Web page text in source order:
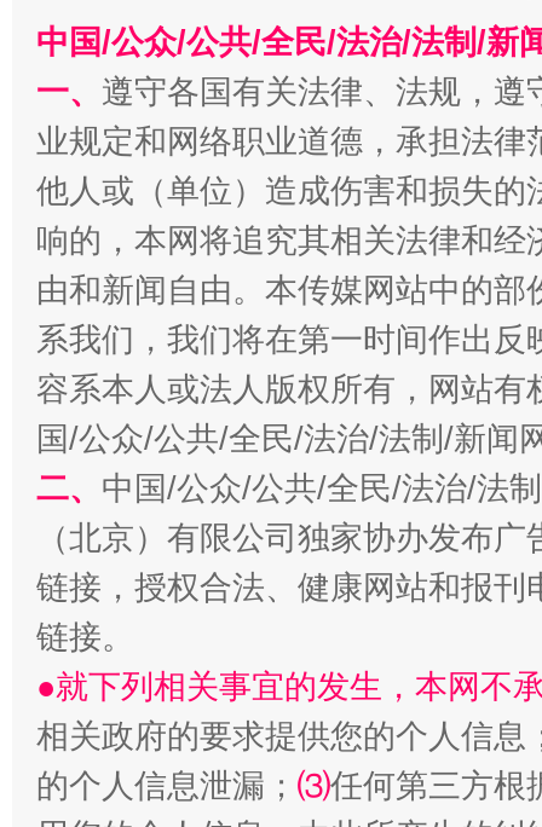
千年窑火 生生不息 一
揭开“小金库”的免责幌子
中国/公众/公共/全民/法治/法制/新
一、 遵守各国有关法律、法规，
业规定和网络职业道德，承担法
他人或（单位）造成伤害和损失
响的，本网将追究其相关法律和
由和新闻自由。本传媒网站中的
系我们，我们将在第一时间作出
容系本人或法人版权所有，网站
国/公众/公共/全民/法治/法制/新闻
二、 中国/公众/公共/全民/法治/法
（北京）有限公司独家协办发布
链接，授权合法、健康网站和报
链接。
●就下列相关事宜的发生，本网不
相关政府的要求提供您的个人信息
的个人信息泄漏； ⑶任何第三方根